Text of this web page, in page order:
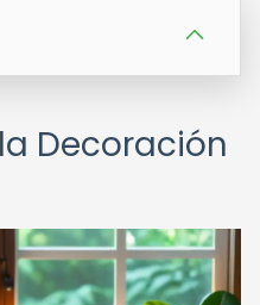
Decoración